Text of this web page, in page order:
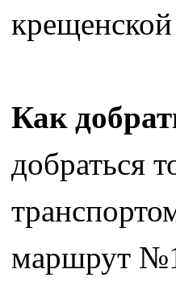
Как
добраться
маршрут